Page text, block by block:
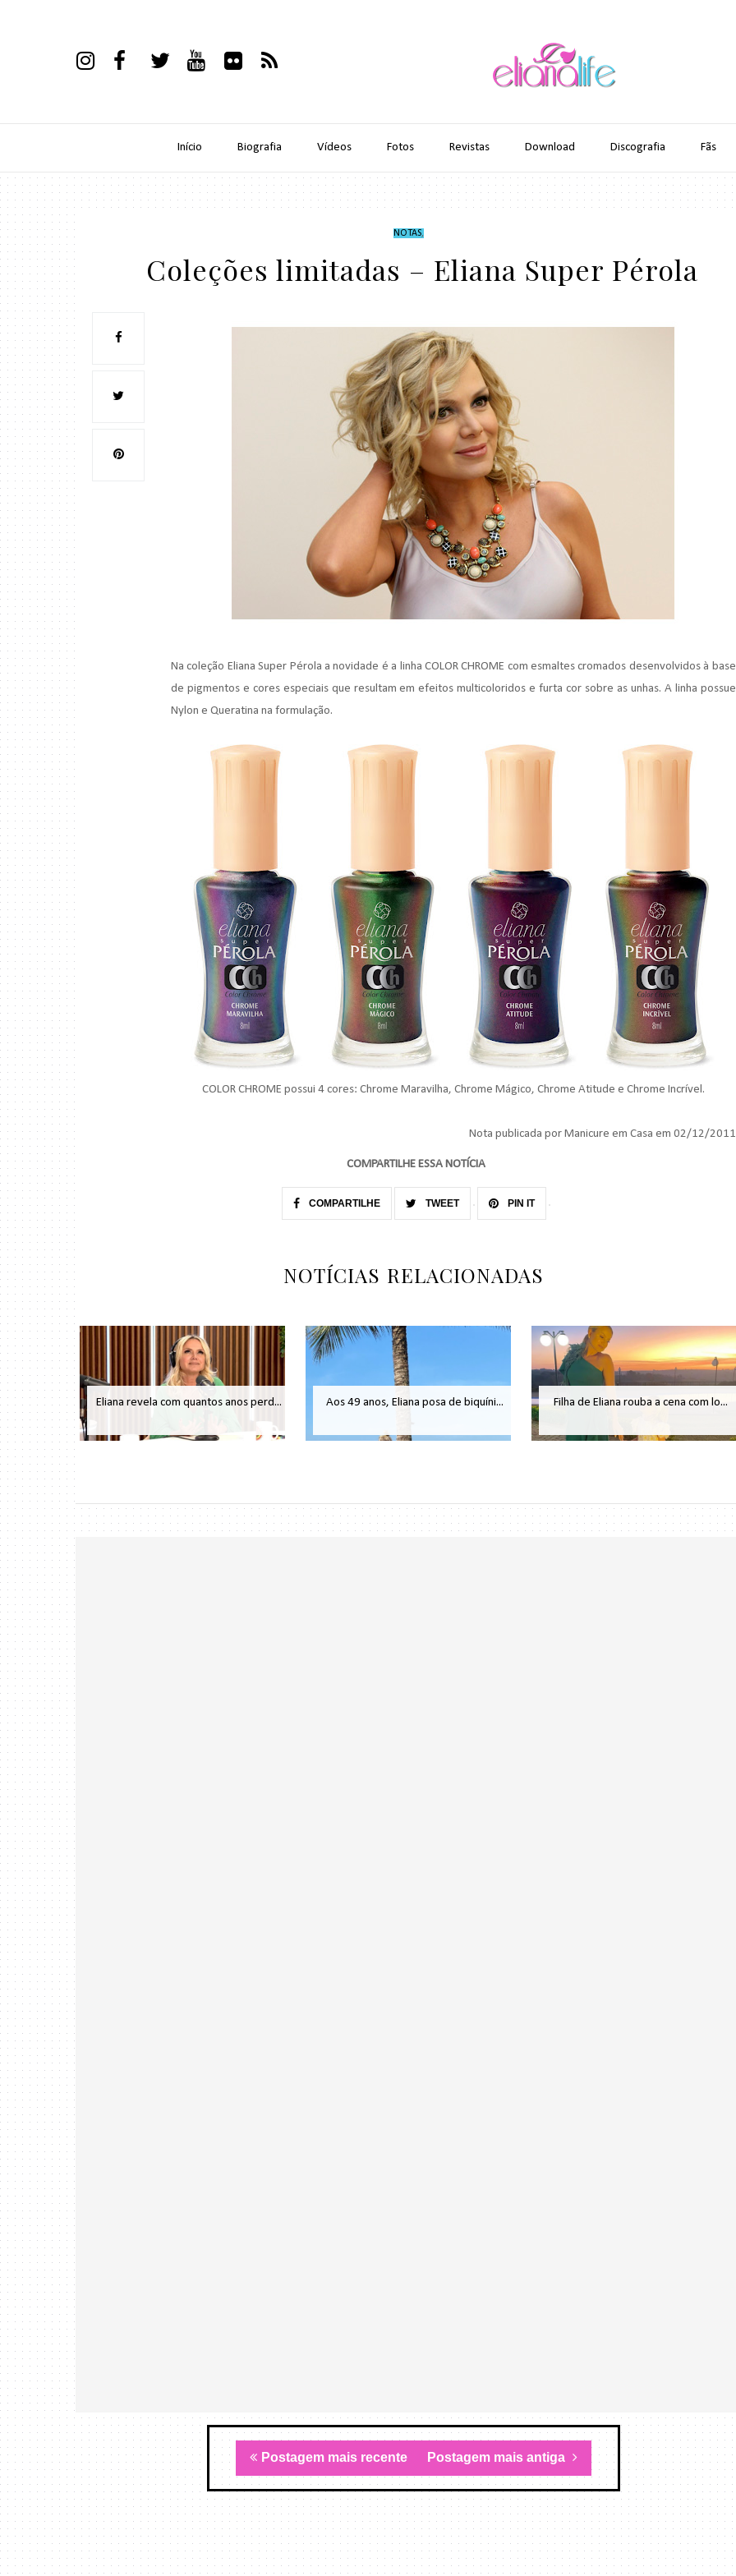
Início Biografia Vídeos Fotos Revistas Download Discografia Fãs
NOTAS,
Coleções limitadas – Eliana Super Pérola
Na coleção Eliana Super Pérola a novidade é a linha COLOR CHROME com esmaltes cromados desenvolvidos à base
de pigmentos e cores especiais que resultam em efeitos multicoloridos e furta cor sobre as unhas. A linha possue
Nylon e Queratina na formulação.
COLOR CHROME possui 4 cores: Chrome Maravilha, Chrome Mágico, Chrome Atitude e Chrome Incrível.
Nota publicada por Manicure em Casa em 02/12/2011
COMPARTILHE ESSA NOTÍCIA
COMPARTILHE TWEET PIN IT
NOTÍCIAS RELACIONADAS
Eliana revela com quantos anos perd... Aos 49 anos, Eliana posa de biquíni... Filha de Eliana rouba a cena com lo...
Postagem mais recente Postagem mais antiga